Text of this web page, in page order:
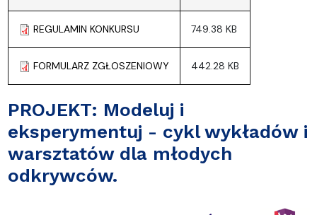
REGULAMIN KONKURSU 749.38 KB
FORMULARZ ZGŁOSZENIOWY 442.28 KB
PROJEKT: Modeluj i
eksperymentuj - cykl wykładów i
warsztatów dla młodych
odkrywców.